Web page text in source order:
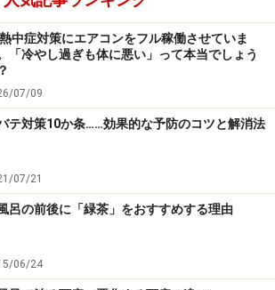
つながりますので、次にご紹介するエ
コツを早速実践してみましょう。
立てる意識を持つ
安定しやすく腰部が楽に感じる人が多い
中症対策にエアコンをフル稼働させていま
「冷やし過ぎも体に悪い」って本当でしょう
07/09
テ対策10か条……効果的な予防のコツと解消法
07/21
呂の前後に「緑茶」をおすすめする理由
06/24